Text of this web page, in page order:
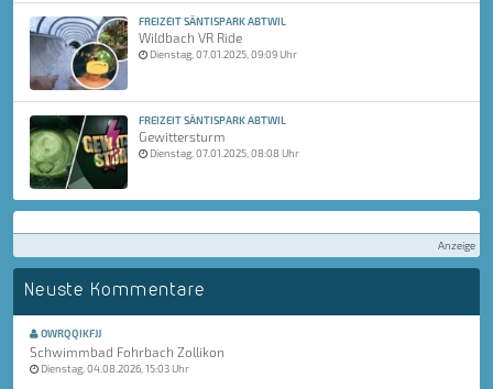
FREIZEIT SÄNTISPARK ABTWIL
Wildbach VR Ride
Dienstag, 07.01.2025, 09:09 Uhr
FREIZEIT SÄNTISPARK ABTWIL
Gewittersturm
Dienstag, 07.01.2025, 08:08 Uhr
Anzeige
Neuste Kommentare
OWRQQIKFJJ
Schwimmbad Fohrbach Zollikon
Dienstag, 04.08.2026, 15:03 Uhr